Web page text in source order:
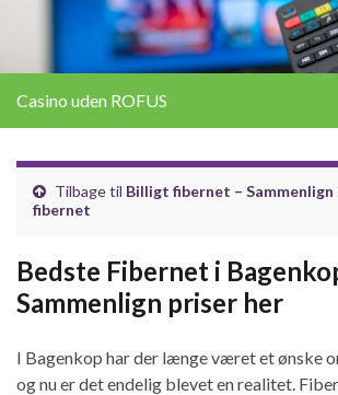
Casino uden ROFUS
Tilbage til Billigt fibernet – Sammenlign
fibernet
Bedste Fibernet i
Sammenlign priser her
I Bagenkop har der længe været et ønske
og nu er det endelig blevet en realitet.